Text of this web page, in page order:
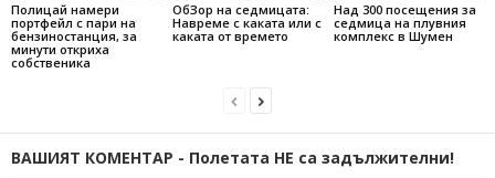
Полицай намери
портфейл с пари на
бензиностанция, за
минути откриха
собственика
ОбЗор на седмицата:
Навреме с каката или с
каката от времето
Над 300 посещения за
седмица на плувния
комплекс в Шумен
ВАШИЯТ КОМЕНТАР - Полетата НЕ са задължителни!